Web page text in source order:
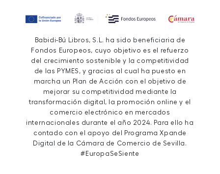
Babidi-Bú Libros, S.L. ha sido beneficiaria de
Fondos Europeos, cuyo objetivo es el refuerzo
del crecimiento sostenible y la competitividad
de las PYMES, y gracias al cual ha puesto en
marcha un Plan de Acción con el objetivo de
mejorar su competitividad mediante la
transformación digital, la promoción online y el
comercio electrónico en mercados
internacionales durante el año 2024. Para ello ha
contado con el apoyo del Programa Xpande
Digital de la Cámara de Comercio de Sevilla.
#EuropaSeSiente